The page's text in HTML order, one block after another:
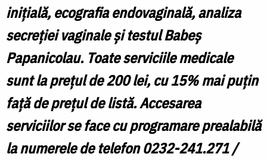
iniţială, ecografia endovaginală, analiza
secreţiei vaginale şi testul Babeş
Papanicolau. Toate serviciile medicale
sunt la preţul de 200 lei, cu 15% mai puţin
faţă de preţul de listă. Accesarea
serviciilor se face cu programare prealabilă
la numerele de telefon 0232-241.271 /